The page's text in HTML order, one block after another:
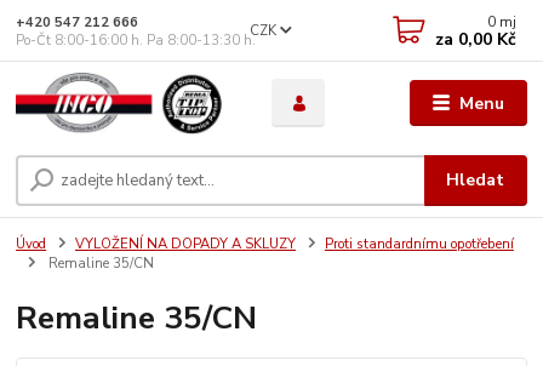
Menu
CZK
Hledat
+420 547 212 666
Po-Čt 8:00-16:00 h. Pa 8:00-13:30 h.
0 mj
za 0,00 Kč
Úvod VYLOŽENÍ NA DOPADY A SKLUZY
Proti standardnímu opotřebení
Remaline 35/CN
Remaline 35/CN